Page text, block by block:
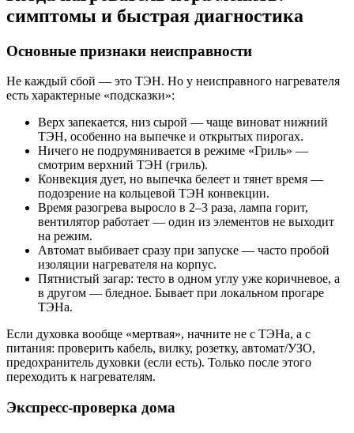
симптомы и быстрая диагностика
Основные признаки неисправности
Не каждый сбой — это ТЭН. Но у неисправного нагревателя
есть характерные «подсказки»:
Верх запекается, низ сырой — чаще виноват нижний
ТЭН, особенно на выпечке и открытых пирогах.
Ничего не подрумянивается в режиме «Гриль» —
смотрим верхний ТЭН (гриль).
Конвекция дует, но выпечка белеет и тянет время —
подозрение на кольцевой ТЭН конвекции.
Время разогрева выросло в 2–3 раза, лампа горит,
вентилятор работает — один из элементов не выходит
на режим.
Автомат выбивает сразу при запуске — часто пробой
изоляции нагревателя на корпус.
Пятнистый загар: тесто в одном углу уже коричневое, а
в другом — бледное. Бывает при локальном прогаре
ТЭНа.
Если духовка вообще «мертвая», начните не с ТЭНа, а с
питания: проверить кабель, вилку, розетку, автомат/УЗО,
предохранитель духовки (если есть). Только после этого
переходить к нагревателям.
Экспресс‑проверка дома